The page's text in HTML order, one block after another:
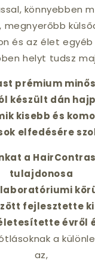
könnyebben
megnyerőbb
és az élet
helyt tudsz
prémium
készült dán
kisebb és
elfedésére
a
tulajdonosa
fejlesztette ki
évről
a
az,